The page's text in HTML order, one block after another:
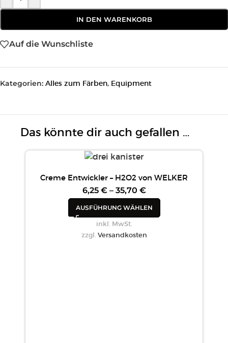
IN DEN WARENKORB
Auf die Wunschliste
Kategorien: Alles zum Färben, Equipment
Das könnte dir auch gefallen …
Creme Entwickler – H2O2 von WELKER
6,25 €– 35,70 €
AUSFÜHRUNG WÄHLEN
inkl. MwSt.
zzgl. Versandkosten